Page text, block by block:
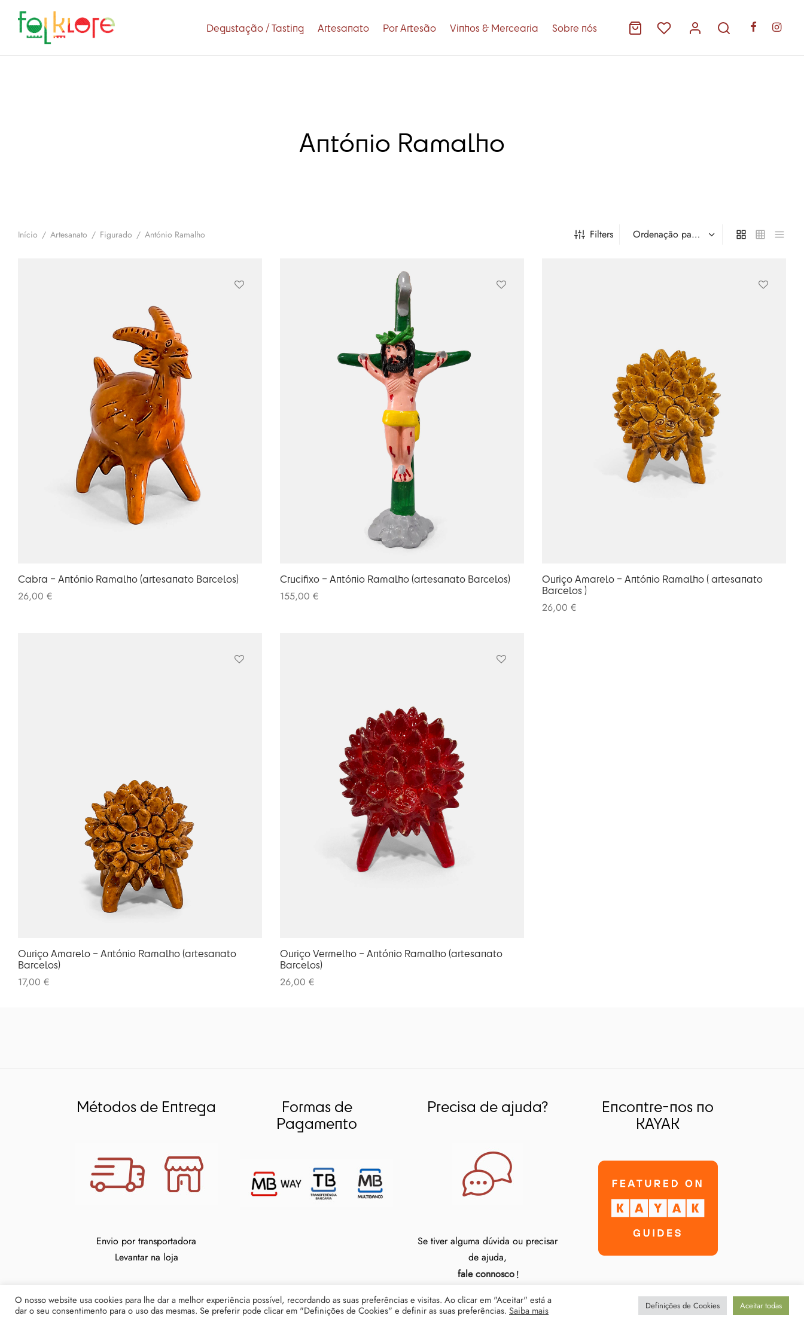
Degustação / Tasting Artesanato Por Artesão Vinhos & Mercearia Sobre nós
António Ramalho
Início / Artesanato / Figurado / António Ramalho Filters
Cabra – António Ramalho (artesanato Barcelos)
26,00 €
Crucifixo – António Ramalho (artesanato Barcelos)
155,00 €
Ouriço Amarelo – António Ramalho ( artesanato
Barcelos )
26,00 €
Ouriço Amarelo – António Ramalho (artesanato
Barcelos)
17,00 €
Ouriço Vermelho – António Ramalho (artesanato
Barcelos)
26,00 €
Métodos de Entrega
Envio por transportadora
Levantar na loja
Formas de
Pagamento
Precisa de ajuda?
Se tiver alguma dúvida ou precisar
de ajuda,
fale connosco!
Encontre-nos no
KAYAK
O nosso website usa cookies para lhe dar a melhor experiência possível, recordando as suas preferências e visitas. Ao clicar em "Aceitar" está a
dar o seu consentimento para o uso das mesmas. Se preferir pode clicar em "Definições de Cookies" e definir as suas preferências. Saiba mais Definições de Cookies Aceitar todas